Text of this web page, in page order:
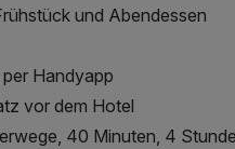
und Abendessen
Handyapp
vor dem Hotel
40 Minuten, 4